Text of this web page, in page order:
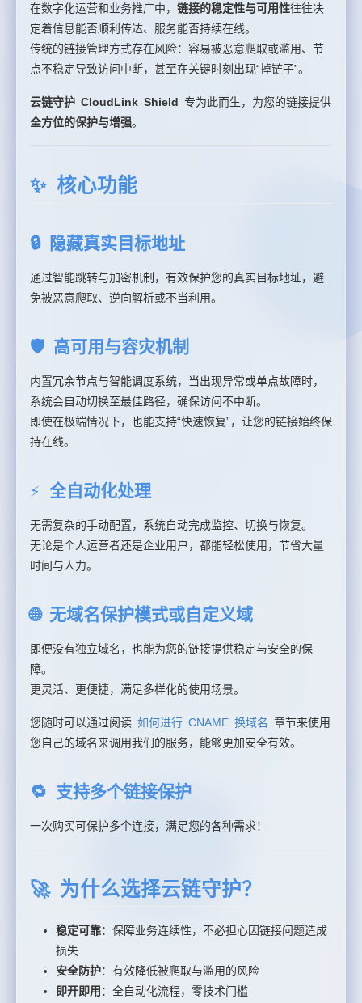
在数字化运营和业务推广中， 链接的稳定性与可用性往往决
定着信息能否顺利传达、服务能否持续在线。
传统的链接管理方式存在风险：容易被恶意爬取或滥用、节
点不稳定导致访问中断，甚至在关键时刻出现“掉链子”。
云链守护 CloudLink Shield 专为此而生，为您的链接提供
全方位的保护与增强。
✨ 核心功能
🔒 隐藏真实目标地址
通过智能跳转与加密机制，有效保护您的真实目标地址，避
免被恶意爬取、逆向解析或不当利用。
🛡️ 高可用与容灾机制
内置冗余节点与智能调度系统，当出现异常或单点故障时，
系统会自动切换至最佳路径，确保访问不中断。
即使在极端情况下，也能支持“快速恢复”，让您的链接始终保
持在线。
⚡ 全自动化处理
无需复杂的手动配置，系统自动完成监控、切换与恢复。
无论是个人运营者还是企业用户，都能轻松使用，节省大量
时间与人力。
🌐 无域名保护模式或自定义域
即便没有独立域名，也能为您的链接提供稳定与安全的保
障。
更灵活、更便捷，满足多样化的使用场景。
您随时可以通过阅读 如何进行 CNAME 换域名
章节来使用
您自己的域名来调用我们的服务，能够更加安全有效。
🔁 支持多个链接保护
一次购买可保护多个连接，满足您的各种需求！
🚀 为什么选择云链守护？
稳定可靠：保障业务连续性，不必担心因链接问题造成
损失
安全防护：有效降低被爬取与滥用的风险
即开即用 ：全自动化流程，零技术门槛